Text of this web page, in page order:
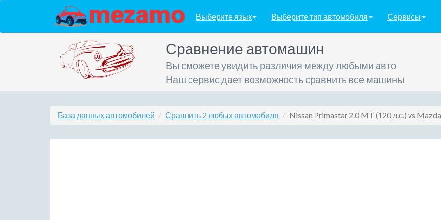
Выберите язык Выберите тип автомобиля Сервисы
Сравнение автомашин
Вы сможете увидить различия между любыми авто
Наш сервис дает возможность сравнить все машины
База данных автомобилей Сравнить 2 любых автомобиля Nissan Primastar 2.0 MT (120 л.с.) vs